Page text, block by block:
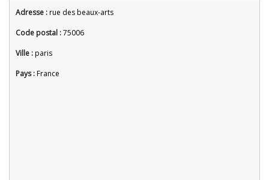
Adresse :rue des beaux-arts
Code postal :75006
Ville :paris
Pays :France